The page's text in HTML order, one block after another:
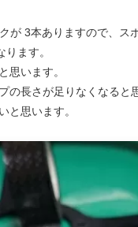
が 3本ありますので、
ます。
思います。
の長さが足りなくなる
と思います。